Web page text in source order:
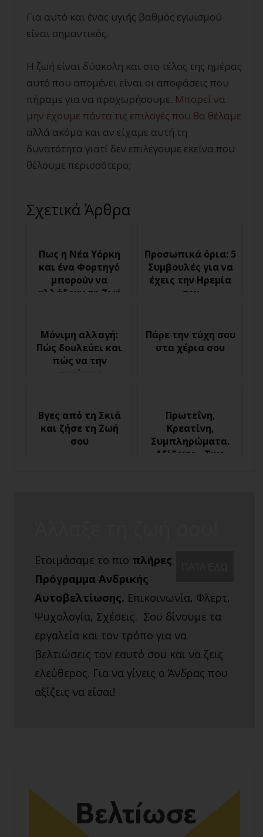
Για αυτό και ένας υγιής βαθμός εγωισμού
είναι σημαντικός.
Η ζωή είναι δύσκολη και στο τέλος της ημέρας
αυτό που απομένει είναι οι αποφάσεις που
πήραμε για να προχωρήσουμε. Μπορεί να
μην έχουμε πάντα τις επιλογές που θα θέλαμε
αλλά ακόμα και αν είχαμε αυτή τη
δυνατότητα γιατί δεν επιλέγουμε εκείνα που
θέλουμε περισσότερο;
Σχετικά Άρθρα
Πως η Νέα Υόρκη
και ένα Φορτηγό
μπορούν να
αλλάξουν τη Ζωή
Προσωπικά όρια: 5
Συμβουλές για να
έχεις την Ηρεμία
σου
Μόνιμη αλλαγή:
Πώς δουλεύει και
πώς να την
πετύχεις
Πάρε την τύχη σου
στα χέρια σου
Βγες από τη Σκιά
και ζήσε τη Ζωή
σου
Πρωτεΐνη,
Κρεατίνη,
Συμπληρώματα.
Αξίζουν; - Two
Ετοιμάσαμε το πιο πλήρες
Πρόγραμμα Ανδρικής
Αυτοβελτίωσης. Επικοινωνία, Φλερτ,
Ψυχολογία, Σχέσεις. Σου δίνουμε τα
εργαλεία και τον τρόπο για να
βελτιώσεις τον εαυτό σου και να ζεις
ελεύθερος. Για να γίνεις ο Άνδρας που
αξίζεις να είσαι!